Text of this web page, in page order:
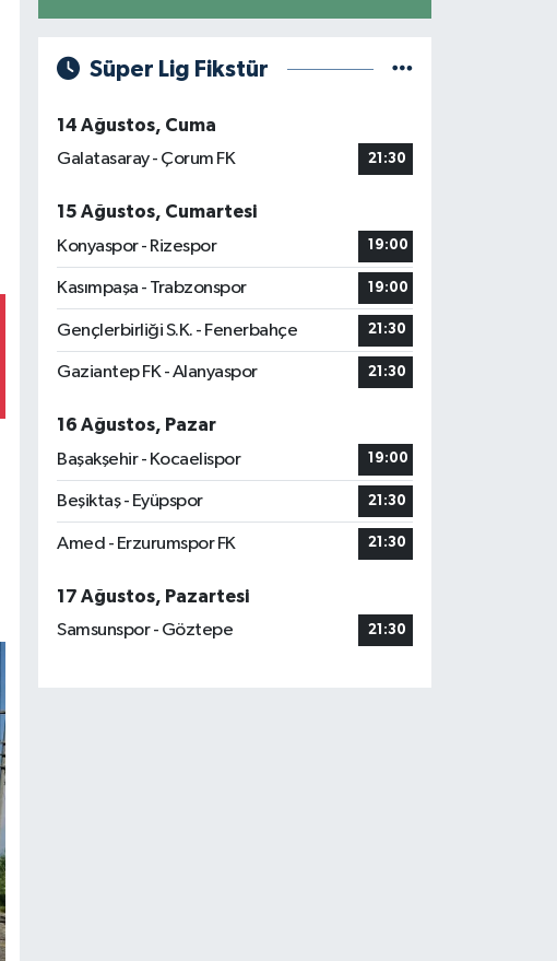
Süper Lig Fikstür
14 Ağustos, Cuma
Galatasaray - Çorum FK
21:30
15 Ağustos, Cumartesi
Konyaspor - Rizespor
19:00
Kasımpaşa - Trabzonspor 19:00
Gençlerbirliği S.K. - Fenerbahçe 21:30
Gaziantep FK - Alanyaspor 21:30
16 Ağustos, Pazar
Başakşehir - Kocaelispor
19:00
Beşiktaş - Eyüpspor 21:30
Amed - Erzurumspor FK 21:30
17 Ağustos, Pazartesi
Samsunspor - Göztepe
21:30